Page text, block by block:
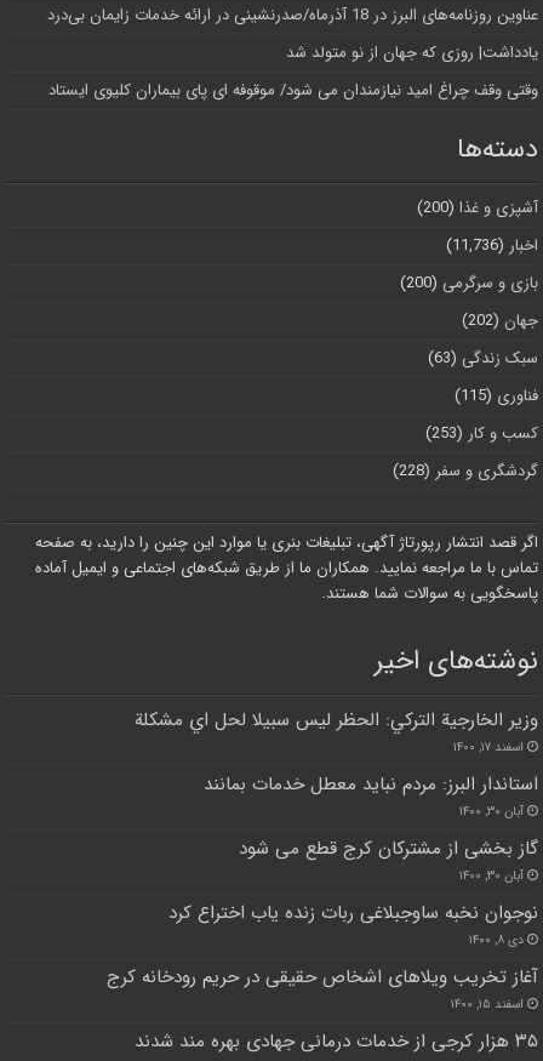
عناوین روزنامه‌های البرز در ‌18 آذرماه/صدرنشینی در ارائه خدمات زایمان بی‌درد
یادداشت| روزی که جهان از نو متولد شد
وقتی وقف چراغ امید نیازمندان می شود/ موقوفه ای پای بیماران کلیوی ایستاد
دسته‌ها
آشپزی و غذا (200)
اخبار (11,736)
بازی و سرگرمی (200)
جهان (202)
سبک زندگی (63)
فناوری (115)
کسب و کار (253)
گردشگری و سفر (228)
اگر قصد انتشار رپورتاژ آگهی، تبلیغات بنری یا موارد این چنین را دارید، به صفحه
تماس با ما مراجعه نمایید. همکاران ما از طریق شبکه‌های اجتماعی و ایمیل آماده
پاسخگویی به سوالات شما هستند.
نوشته‌های اخیر
وزير الخارجية التركي: الحظر ليس سبيلا لحل اي مشكلة
اسفند ۱۷, ۱۴۰۰
استاندار البرز: مردم نباید معطل خدمات بمانند
آبان ۳۰, ۱۴۰۰
گاز بخشی از مشترکان کرج قطع می شود
آبان ۳۰, ۱۴۰۰
نوجوان نخبه ساوجبلاغی ربات زنده یاب اختراع کرد
دی ۸, ۱۴۰۰
آغاز تخریب ویلا‌های اشخاص حقیقی در حریم رودخانه کرج
اسفند ۱۵, ۱۴۰۰
۳۵ هزار کرجی از خدمات درمانی جهادی بهره مند شدند